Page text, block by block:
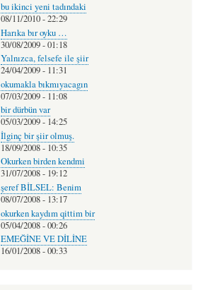
bu ikinci yeni tadındaki
08/11/2010 - 22:29
Harıka bır oyku …
30/08/2009 - 01:18
Yalnızca, felsefe ile şiir
24/04/2009 - 11:31
okumakla bıkmıyacagın
07/03/2009 - 11:08
bir dürbün var
05/03/2009 - 14:25
İlginç bir şiir olmuş.
18/09/2008 - 10:35
Okurken birden kendmi
31/07/2008 - 19:12
şeref BİLSEL: Benim
08/07/2008 - 13:17
okurken kaydım qittim bir
05/04/2008 - 00:26
EMEĞİNE VE DİLİNE
16/01/2008 - 00:33